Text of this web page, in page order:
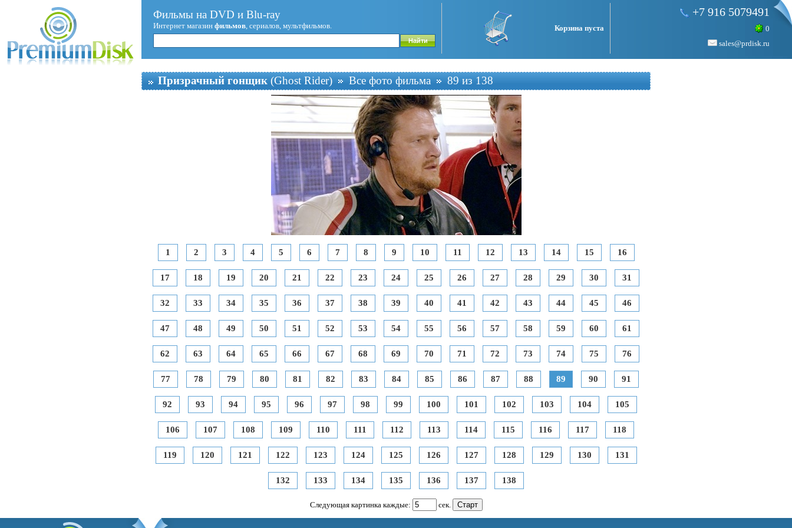
Фильмы на DVD и Blu-ray
Интернет магазин фильмов, сериалов, мультфильмов. Корзина пуста
+7 916 5079491
0
sales@prdisk.ru
Призрачный гонщик (Ghost Rider) Все фото фильма 89 из 138
1 2 3 4 5 6 7 8 9 10 11 12 13 14 15 16
17 18 19 20 21 22 23 24 25 26 27 28 29 30 31
32 33 34 35 36 37 38 39 40 41 42 43 44 45 46
47 48 49 50 51 52 53 54 55 56 57 58 59 60 61
62 63 64 65 66 67 68 69 70 71 72 73 74 75 76
77 78 79 80 81 82 83 84 85 86 87 88 89 90 91
92 93 94 95 96 97 98 99 100 101 102 103 104 105
106 107 108 109 110 111 112 113 114 115 116 117 118
119 120 121 122 123 124 125 126 127 128 129 130 131
132 133 134 135 136 137 138
Следующая картинка каждые: сек.